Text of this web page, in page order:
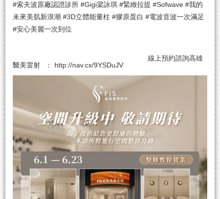
#索夫波原廠認證診所 #Gigi梁詠琪 #緊緻拉提 #Sofwave #我的
未來美肌新浪潮 #3D立體能量柱 #膠原蛋白 #電波音波一次滿足
#安心美麗一次到位
線上預約諮詢高雄
醫美雷射
： http://nav.cx/9YSDuJV